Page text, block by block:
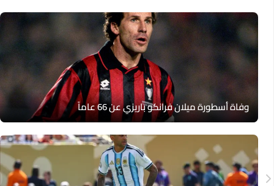
وفاة أسطورة ميلان فرانكو باريزي عن 66 عاماً